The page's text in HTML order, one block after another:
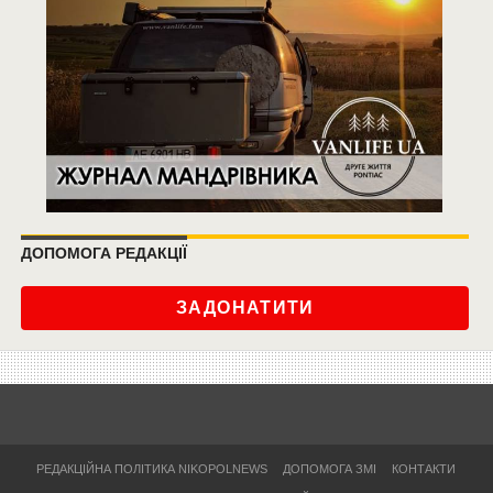
ДОПОМОГА РЕДАКЦІЇ
ЗАДОНАТИТИ
РЕДАКЦІЙНА ПОЛІТИКА NIKOPOLNEWS ДОПОМОГА ЗМІ КОНТАКТИ